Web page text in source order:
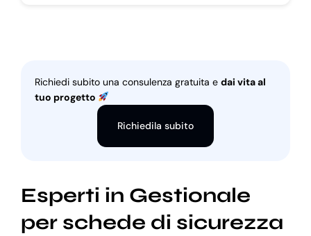
Richiedi subito una consulenza gratuita e dai vita al
tuo progetto
Richiedila subito
Esperti in Gestionale
per schede di sicurezza